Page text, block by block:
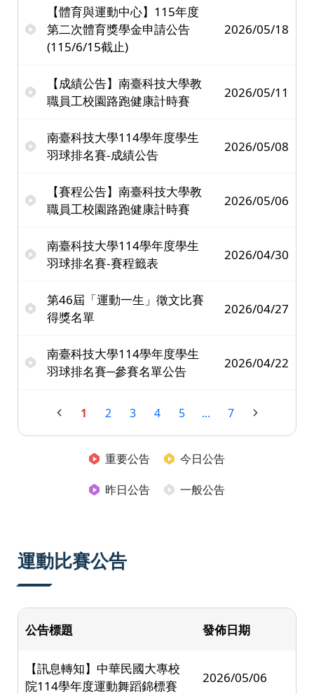
【體育與運動中心】115年度
第二次體育獎學金申請公告
(115/6/15截止)
2026/05/18
【成績公告】南臺科技大學教
職員工校園路跑健康計時賽
2026/05/11
南臺科技大學114學年度學生
羽球排名賽-成績公告
2026/05/08
【賽程公告】南臺科技大學教
職員工校園路跑健康計時賽
2026/05/06
南臺科技大學114學年度學生
羽球排名賽-賽程籤表
2026/04/30
第46屆「運動一生」徵文比賽
得獎名單
2026/04/27
南臺科技大學114學年度學生
羽球排名賽─參賽名單公告
2026/04/22
1 2 3 4 5 ... 7
重要公告
今日公告
昨日公告
一般公告
運動比賽公告
公告標題 發佈日期
【訊息轉知】中華民國大專校
院114學年度運動舞蹈錦標賽
2026/05/06